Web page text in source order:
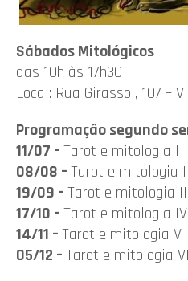
Sábados Mitológicos
das 10h às 17h30
Local: Rua Girassol, 107 –
Programação segundo
11/07 –Tarot e mitologia I
08/08 –Tarot e mitologia II
19/09 –Tarot e mitologia
17/10 –Tarot e mitologia IV
14/11 –Tarot e mitologia V
05/12 –Tarot e mitologia VI